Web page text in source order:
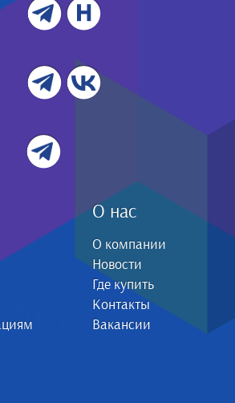
О нас
О компании
Новости
Где купить
Контакты
Вакансии